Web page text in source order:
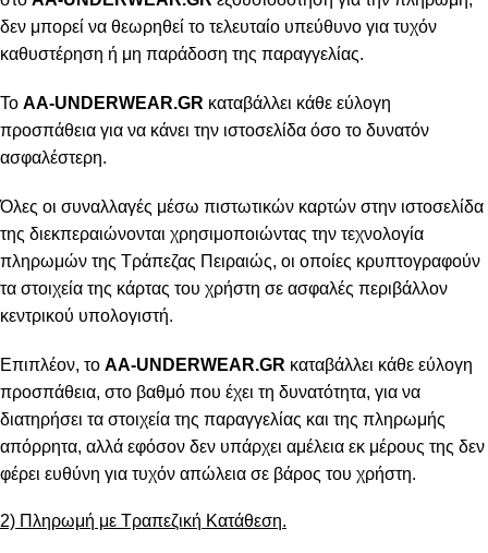
δεν μπορεί να θεωρηθεί το τελευταίο υπεύθυνο για τυχόν
καθυστέρηση ή μη παράδοση της παραγγελίας.
Το AA-UNDERWEAR.GR καταβάλλει κάθε εύλογη
προσπάθεια για να κάνει την ιστοσελίδα όσο το δυνατόν
ασφαλέστερη.
Όλες οι συναλλαγές μέσω πιστωτικών καρτών στην ιστοσελίδα
της διεκπεραιώνονται χρησιμοποιώντας την τεχνολογία
πληρωμών της Τράπεζας Πειραιώς, οι οποίες κρυπτογραφούν
τα στοιχεία της κάρτας του χρήστη σε ασφαλές περιβάλλον
κεντρικού υπολογιστή.
Επιπλέον, το AA-UNDERWEAR.GR καταβάλλει κάθε εύλογη
προσπάθεια, στο βαθμό που έχει τη δυνατότητα, για να
διατηρήσει τα στοιχεία της παραγγελίας και της πληρωμής
απόρρητα, αλλά εφόσον δεν υπάρχει αμέλεια εκ μέρους της δεν
φέρει ευθύνη για τυχόν απώλεια σε βάρος του χρήστη.
2) Πληρωμή με Τραπεζική Κατάθεση.